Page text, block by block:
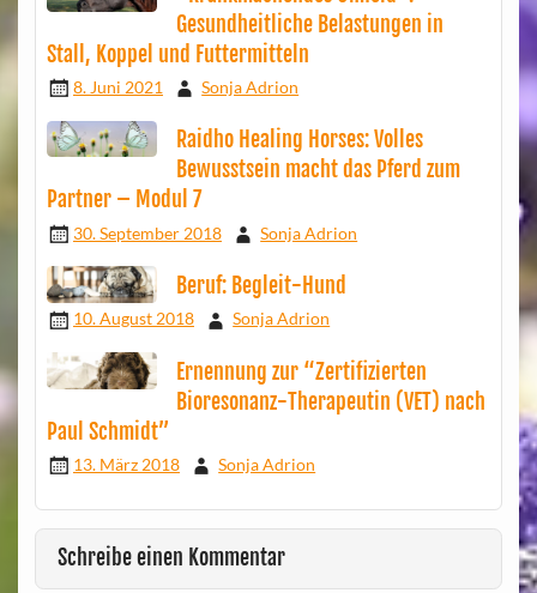
Gesundheitliche Belastungen in
Stall, Koppel und Futtermitteln
8. Juni 2021 Sonja Adrion
Raidho Healing Horses: Volles
Bewusstsein macht das Pferd zum
Partner – Modul 7
30. September 2018 Sonja Adrion
Beruf: Begleit-Hund
10. August 2018 Sonja Adrion
Ernennung zur “Zertifizierten
Bioresonanz-Therapeutin (VET) nach
Paul Schmidt”
13. März 2018 Sonja Adrion
Schreibe einen Kommentar